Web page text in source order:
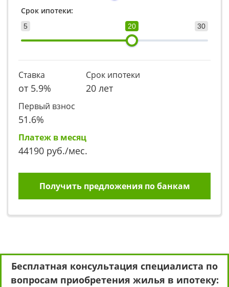
Срок ипотеки:
5 30
20
Ставка
от 5.9%
Срок ипотеки
20 лет
Первый взнос
51.6%
Платеж в месяц
44190 руб./мес.
Получить предложения по банкам
Бесплатная консультация специалиста по
вопросам приобретения жилья в ипотеку: